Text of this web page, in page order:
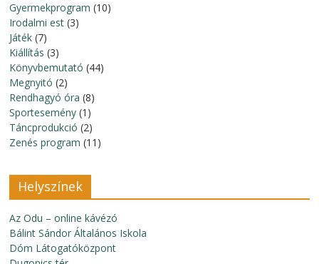
Gyermekprogram (10)
Irodalmi est (3)
Játék (7)
Kiállítás (3)
Könyvbemutató (44)
Megnyitó (2)
Rendhagyó óra (8)
Sportesemény (1)
Táncprodukció (2)
Zenés program (11)
Helyszínek
Az Odu – online kávézó
Bálint Sándor Általános Iskola
Dóm Látogatóközpont